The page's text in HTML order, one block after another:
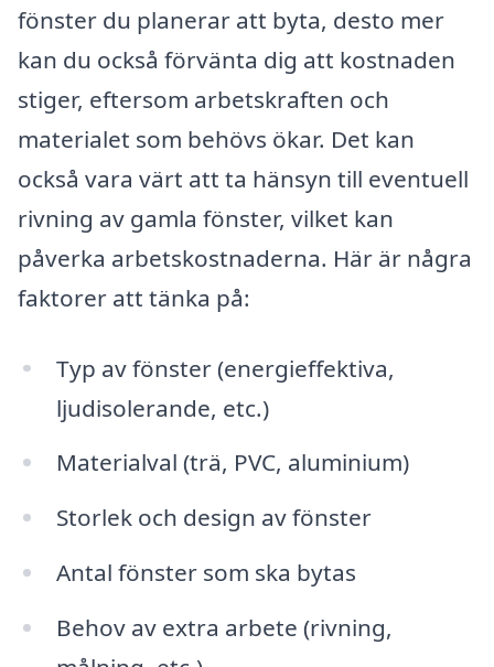
fönster du planerar att byta, desto mer
kan du också förvänta dig att kostnaden
stiger, eftersom arbetskraften och
materialet som behövs ökar. Det kan
också vara värt att ta hänsyn till eventuell
rivning av gamla fönster, vilket kan
påverka arbetskostnaderna. Här är några
faktorer att tänka på:
Typ av fönster (energieffektiva,
ljudisolerande, etc.)
Materialval (trä, PVC, aluminium)
Storlek och design av fönster
Antal fönster som ska bytas
Behov av extra arbete (rivning,